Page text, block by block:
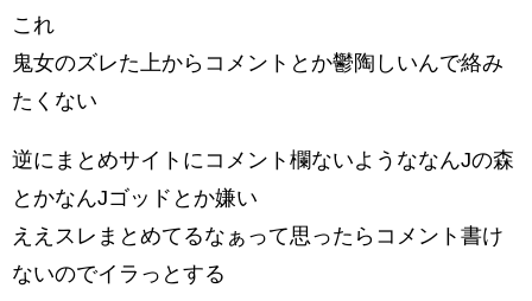
これ
鬼女のズレた上からコメントとか鬱陶しいんで絡み
たくない
逆にまとめサイトにコメント欄ないようななんJの森
とかなんJゴッドとか嫌い
ええスレまとめてるなぁって思ったらコメント書け
ないのでイラっとする